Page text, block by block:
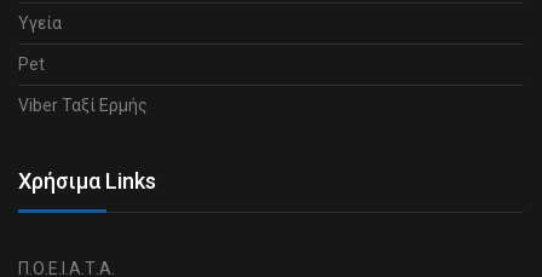
Υγεία
Pet
Viber Ταξί Ερμής
Χρήσιμα Links
Π.Ο.Ε.Ι.Α.Τ.Α.